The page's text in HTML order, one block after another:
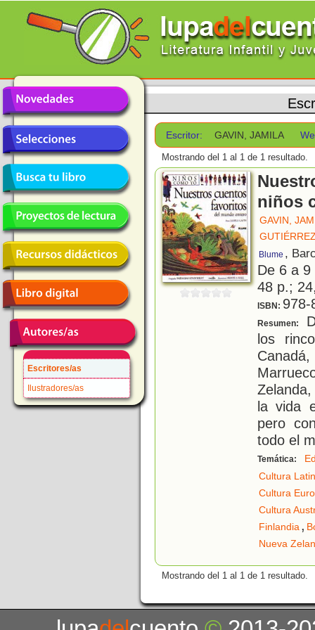
Escritores/as
Ilustradores/as
Escritor: GAVIN, JAMILA
Mostrando del 1 al 1 de 1 resultado.
niños
GAVIN,
Blume ,
De 6 a
48 p.;
ISBN: 978-
Resumen:
los
la vida
pero
todo el
Temática:
Cultura
Cultura
Cultura
Finlandia,
Nueva
Mostrando del 1 al 1 de 1 resultado.